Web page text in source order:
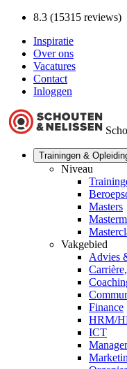
8.3 (15315 reviews)
Inspiratie
Over ons
Vacatures
Contact
Inloggen
Trainingen &
Niveau
Masters
Vakgebied
Advies
Finance
HRM/
ICT